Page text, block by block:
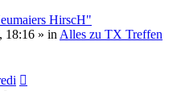
HirscH"
18:16 » in Alles zu TX Treffen